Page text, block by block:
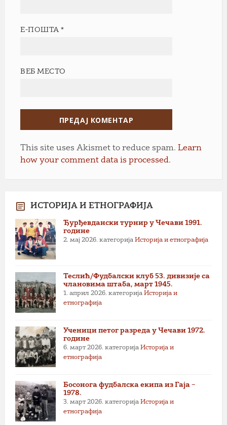
Е-ПОШТА*
ВЕБ МЕСТО
This site uses Akismet to reduce spam. Learn
how your comment data is processed.
ИСТОРИЈА И ЕТНОГРАФИЈА
Ђурђевдански турнир у Чечави 1991.
године
2. мај 2026. категорија Историја и етнографија
Теслић/Фудбалски клуб 53. дивизије са
члановима штаба, март 1945.
1. април 2026. категорија Историја и
етнографија
Ученици петог разреда у Чечави 1972.
године
6. март 2026. категорија Историја и
етнографија
Босонога фудбалска екипа из Гаја –
1978.
3. март 2026. категорија Историја и
етнографија